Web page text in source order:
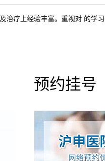
治疗上经验丰富。 重视对 的学
预约挂号